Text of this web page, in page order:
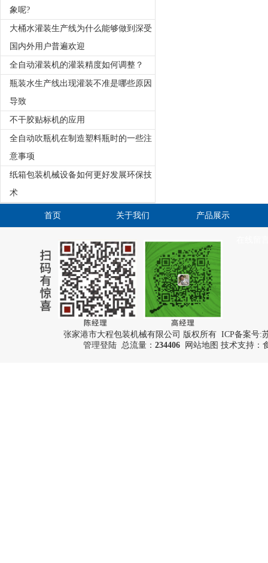
象呢?
大桶水灌装生产线为什么能够做到深受
国内外用户普遍欢迎
全自动灌装机的灌装精度如何调整？
瓶装水生产线出现灌装不准是哪些原因
导致
不干胶贴标机的应用
全自动吹瓶机在制造塑料瓶时的一些注
意事项
纸箱包装机械设备如何更好发展环保技
术
首页 关于我们 产品展示
张家港市大程包装机械有限公司 版权所有 ICP备案号:
管理登陆总流量： 234406 网站地图 技术支持：